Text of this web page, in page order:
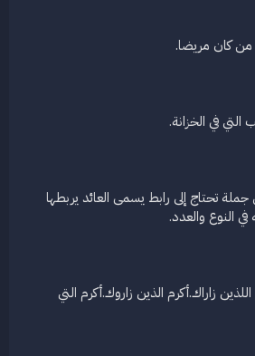
كان مريضا.
في الخزانة.
تحتاج إلى رابط يسمى العائد يربطها
النوع والعدد.
زاراك.أكرم الذين زاروك.أكرم التي